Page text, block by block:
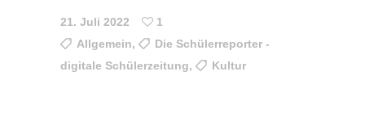
21. Juli 2022
1
Allgemein,
Die Schülerreporter -
digitale Schülerzeitung, Kultur